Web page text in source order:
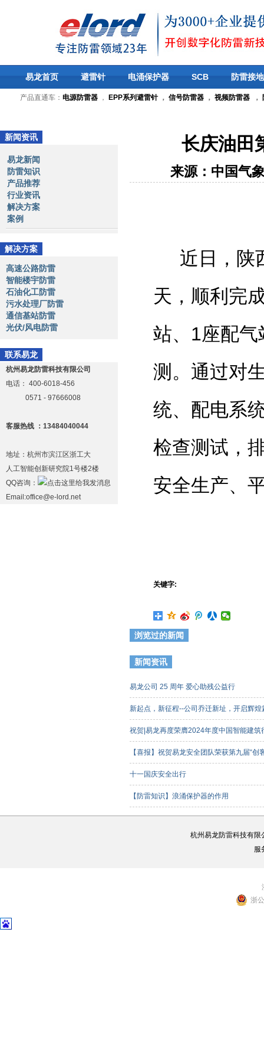
易龙首页 避雷针 电涌保护器 SCB 防雷接地
产品直通车： 电源防雷器 ， EPP系列避雷针， 信号防雷器 ， 视频防雷器 ，
新闻资讯
易龙新闻
防雷知识
产品推荐
行业资讯
解决方案
案例
解决方案
高速公路防雷
智能楼宇防雷
石油化工防雷
污水处理厂防雷
通信基站防雷
光伏/风电防雷
联系易龙
杭州易龙防雷科技有限公司
电话： 400-6018-456
0571 - 97666008
客服热线 ：13484040044
地址：杭州市滨江区浙工大
人工智能创新研究院1号楼2楼
QQ咨询：
Email:office@e-lord.net
长庆油田
来源：中国气
近日，陕
天，顺利完
站、1座配
测。通过对
统、配电系
检查测试，
安全生产、
关键字:
浏览过的新闻
新闻资讯
易龙公司 25 周年 爱心助残公益行
新起点，新征程--公司乔迁新址，开启辉
祝贺|易龙再度荣膺2024年度中国智能建
【喜报】祝贺易龙安全团队荣获第九届“
十一国庆安全出行
【防雷知识】浪涌保护器的作用
杭州易龙防雷科技有限
服
浙